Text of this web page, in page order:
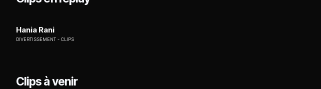
Hania Rani
DIVERTISSEMENT CLIPS
Clips à venir